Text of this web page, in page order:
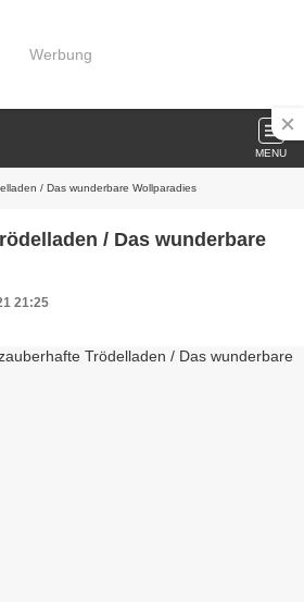
Werbung
MENU
/ Das wunderbare Wollparadies
/ Das wunderbare
21:25